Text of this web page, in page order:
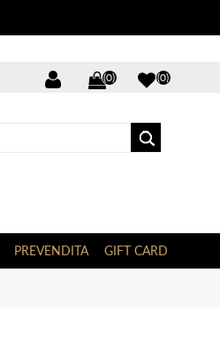
(0) (0)
PREVENDITA GIFT CARD